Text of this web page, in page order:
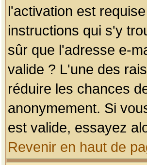
l'activation est
instructions qui s'y
sûr que l'adresse e-
valide ? L'une des
réduire les chances
anonymement. Si
est valide, essayez
Revenir en haut de